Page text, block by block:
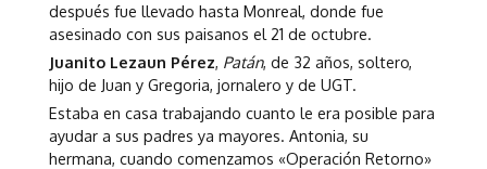
después fue llevado hasta Monreal, donde fue
asesinado con sus paisanos el 21 de octubre.
Juanito Lezaun Pérez, Patán, de 32 años, soltero,
hijo de Juan y Gregoria, jornalero y de UGT.
Estaba en casa trabajando cuanto le era posible para
ayudar a sus padres ya mayores. Antonia, su
hermana, cuando comenzamos «Operación Retorno»